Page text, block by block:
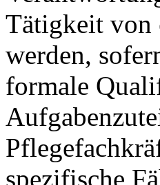
Tätigkeit von
werden,
formale
spezifische